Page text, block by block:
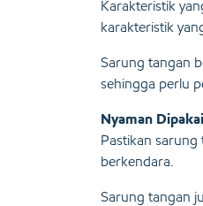
Karakteristik
karakteristik
Sarung tangan
sehingga perlu
Nyaman Dipakai
Pastikan
berkendara.
Sarung tangan